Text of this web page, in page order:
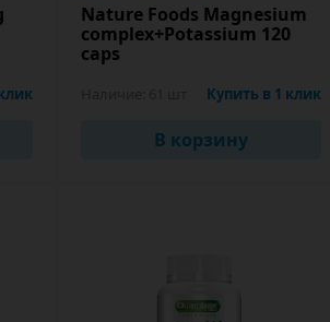
Nature Foods Magnesium
complex+Potassium 120
caps
Купить в 1 клик
В корзину